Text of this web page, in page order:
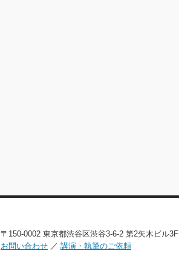
〒150-0002 東京都渋谷区渋谷3-6-2 第2矢木ビル3F
お問い合わせ ／ 講演・執筆のご依頼